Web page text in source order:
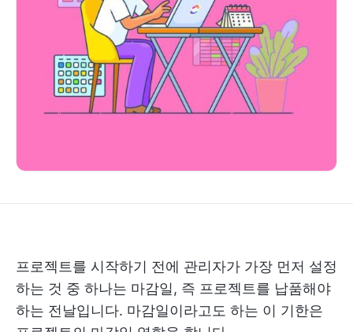
프로젝트를 시작하기 전에 관리자가 가장 먼저 설정
하는 것 중 하나는 마감일, 즉 프로젝트를 납품해야
하는 전날입니다. 마감일이라고도 하는 이 기한은